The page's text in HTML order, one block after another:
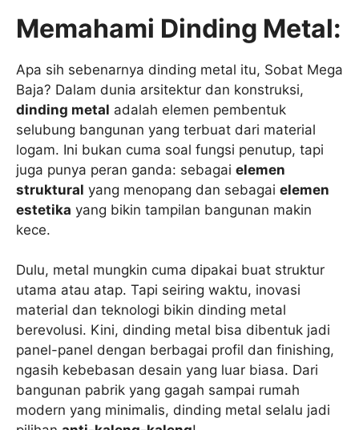
Memahami Dinding Metal:
Apa sih sebenarnya dinding metal itu, Sobat Mega
Baja? Dalam dunia arsitektur dan konstruksi,
dinding metal adalah elemen pembentuk
selubung bangunan yang terbuat dari material
logam. Ini bukan cuma soal fungsi penutup, tapi
juga punya peran ganda: sebagai elemen
struktural yang menopang dan sebagai elemen
estetika yang bikin tampilan bangunan makin
kece.
Dulu, metal mungkin cuma dipakai buat struktur
utama atau atap. Tapi seiring waktu, inovasi
material dan teknologi bikin dinding metal
berevolusi. Kini, dinding metal bisa dibentuk jadi
panel-panel dengan berbagai profil dan finishing,
ngasih kebebasan desain yang luar biasa. Dari
bangunan pabrik yang gagah sampai rumah
modern yang minimalis, dinding metal selalu jadi